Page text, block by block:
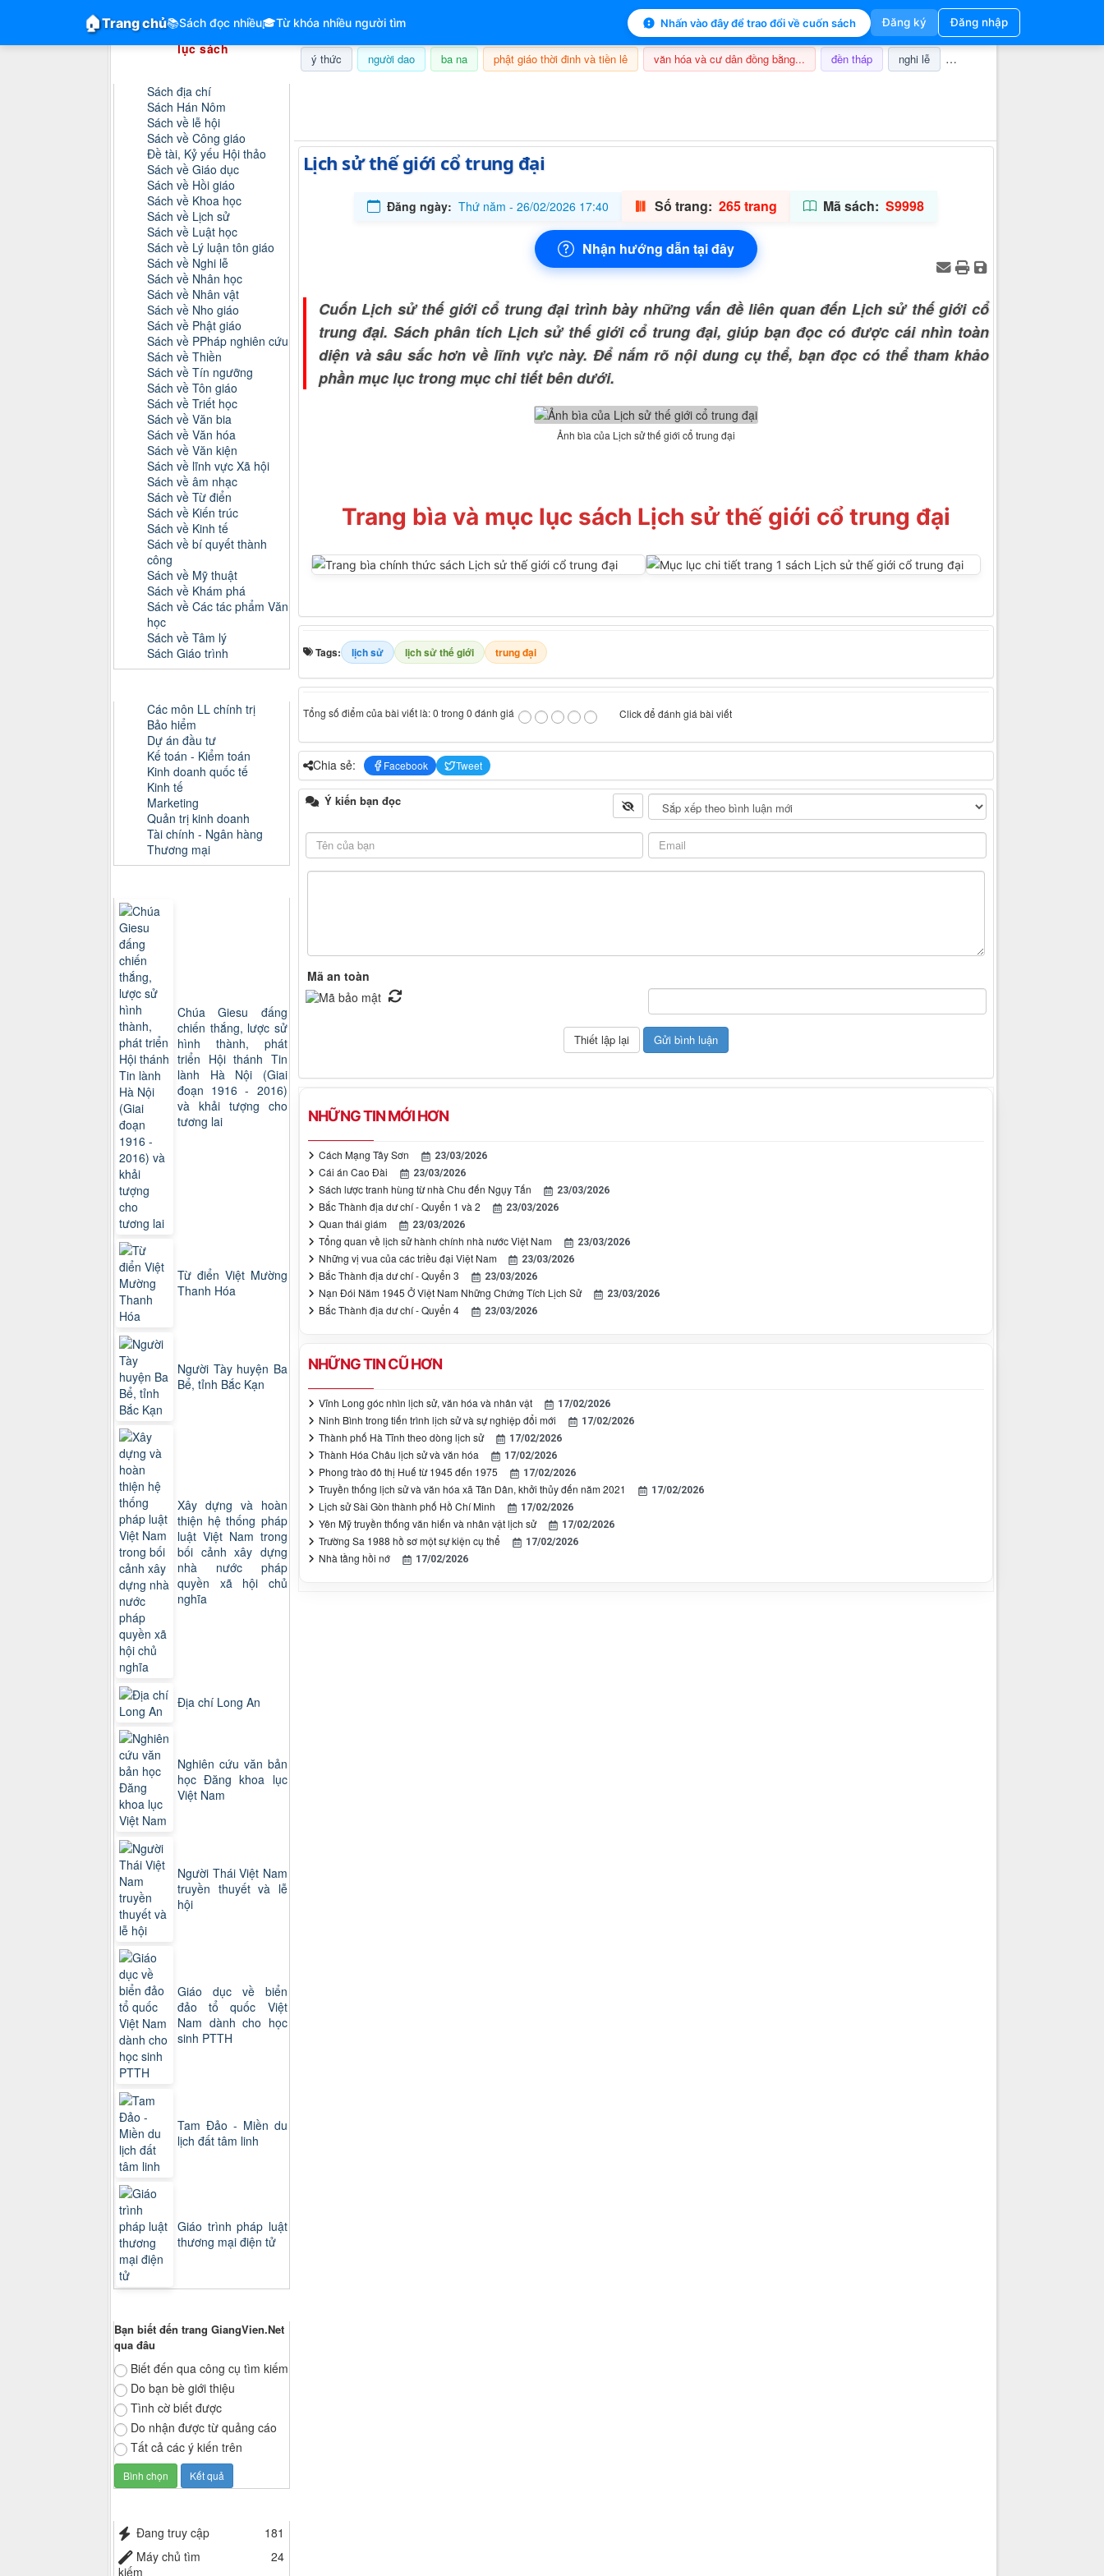
🏠Trang chủ📚Sách đọc nhiều🎓Từ khóa nhiều người tìm Nhấn vào đây để trao đổi về cuốn sách Đăng ký Đăng nhập
ý thức người dao ba na phật giáo thời đinh và tiền lê văn hóa và cư dân đồng bằng... đền tháp nghi lễ champa
Lịch sử thế giới cổ trung đại
Đăng ngày: Thứ năm - 26/02/2026 17:40 Số trang: 265 trang Mã sách: S9998
Nhận hướng dẫn tại đây
Cuốn Lịch sử thế giới cổ trung đại trình bày những vấn đề liên quan đến Lịch sử thế giới cổ
trung đại. Sách phân tích Lịch sử thế giới cổ trung đại, giúp bạn đọc có được cái nhìn toàn
diện và sâu sắc hơn về lĩnh vực này. Để nắm rõ nội dung cụ thể, bạn đọc có thể tham khảo
phần mục lục trong mục chi tiết bên dưới.
Ảnh bìa của Lịch sử thế giới cổ trung đại
Trang bìa và mục lục sách Lịch sử thế giới cổ trung đại
Tags: lịch sử lịch sử thế giới trung đại
Tổng số điểm của bài viết là: 0 trong 0 đánh giá Click để đánh giá bài viết
Chia sẻ: Facebook Tweet
Ý kiến bạn đọc
Mã an toàn
NHỮNG TIN MỚI HƠN
Cách Mạng Tây Sơn 23/03/2026
Cái án Cao Đài 23/03/2026
Sách lược tranh hùng từ nhà Chu đến Ngụy Tấn 23/03/2026
Bắc Thành địa dư chí - Quyển 1 và 2 23/03/2026
Quan thái giám 23/03/2026
Tổng quan về lịch sử hành chính nhà nước Việt Nam 23/03/2026
Những vị vua của các triều đại Việt Nam 23/03/2026
Bắc Thành địa dư chí - Quyển 3 23/03/2026
Nạn Đói Năm 1945 Ở Việt Nam Những Chứng Tích Lịch Sử 23/03/2026
Bắc Thành địa dư chí - Quyển 4 23/03/2026
NHỮNG TIN CŨ HƠN
Vĩnh Long góc nhìn lịch sử, văn hóa và nhân vật 17/02/2026
Ninh Bình trong tiến trình lịch sử và sự nghiệp đổi mới 17/02/2026
Thành phố Hà Tĩnh theo dòng lịch sử 17/02/2026
Thành Hóa Châu lịch sử và văn hóa 17/02/2026
Phong trào đô thị Huế từ 1945 đến 1975 17/02/2026
Truyền thống lịch sử và văn hóa xã Tân Dân, khởi thủy đến năm 2021 17/02/2026
Lịch sử Sài Gòn thành phố Hồ Chí Minh 17/02/2026
Yên Mỹ truyền thống văn hiến và nhân vật lịch sử 17/02/2026
Trường Sa 1988 hồ sơ một sự kiện cụ thể 17/02/2026
Nhà tầng hồi nớ 17/02/2026
Hệ thống hóa tài liệu & mục
lục sách
Sách địa chí
Sách Hán Nôm
Sách về lễ hội
Sách về Công giáo
Đề tài, Kỷ yếu Hội thảo
Sách về Giáo dục
Sách về Hồi giáo
Sách về Khoa học
Sách về Lịch sử
Sách về Luật học
Sách về Lý luận tôn giáo
Sách về Nghi lễ
Sách về Nhân học
Sách về Nhân vật
Sách về Nho giáo
Sách về Phật giáo
Sách về PPháp nghiên cứu
Sách về Thiền
Sách về Tín ngưỡng
Sách về Tôn giáo
Sách về Triết học
Sách về Văn bia
Sách về Văn hóa
Sách về Văn kiện
Sách về lĩnh vực Xã hội
Sách về âm nhạc
Sách về Từ điển
Sách về Kiến trúc
Sách về Kinh tế
Sách về bí quyết thành
công
Sách về Mỹ thuật
Sách về Khám phá
Sách về Các tác phẩm Văn
học
Sách về Tâm lý
Sách Giáo trình
Các môn LL chính trị
Bảo hiểm
Dự án đầu tư
Kế toán - Kiểm toán
Kinh doanh quốc tế
Kinh tế
Marketing
Quản trị kinh doanh
Tài chính - Ngân hàng
Thương mại
Chúa Giesu đấng
chiến thắng, lược sử
hình thành, phát
triển Hội thánh Tin
lành Hà Nội (Giai
đoạn 1916 - 2016)
và khải tượng cho
tương lai
Từ điển Việt Mường
Thanh Hóa
Người Tày huyện Ba
Bể, tỉnh Bắc Kạn
Xây dựng và hoàn
thiện hệ thống pháp
luật Việt Nam trong
bối cảnh xây dựng
nhà nước pháp
quyền xã hội chủ
nghĩa
Địa chí Long An
Nghiên cứu văn bản
học Đăng khoa lục
Việt Nam
Người Thái Việt Nam
truyền thuyết và lễ
hội
Giáo dục về biển
đảo tổ quốc Việt
Nam dành cho học
sinh PTTH
Tam Đảo - Miền du
lịch đất tâm linh
Giáo trình pháp luật
thương mại điện tử
Bạn biết đến trang GiangVien.Net
qua đâu
Biết đến qua công cụ tìm kiếm
Do bạn bè giới thiệu
Tình cờ biết được
Do nhận được từ quảng cáo
Tất cả các ý kiến trên
Đang truy cập
181
Máy chủ tìm
kiếm
24